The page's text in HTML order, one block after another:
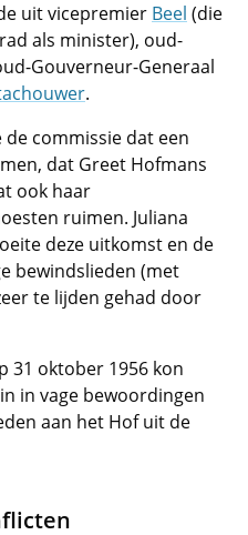
uit vicepremier Beel (die
als minister), oud-
Gouverneur-Generaal
.
commissie dat een
dat Greet Hofmans
ook haar
ruimen. Juliana
deze uitkomst en de
bewindslieden (met
te lijden gehad door
31 oktober 1956 kon
in vage bewoordingen
aan het Hof uit de